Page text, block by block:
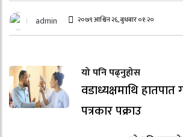
admin २०७९ आश्विन २६, बुधबार ०१:२०
यो पनि पढ्नुहोस
वडाध्यक्षमाथि
पत्रकार पक्राउ